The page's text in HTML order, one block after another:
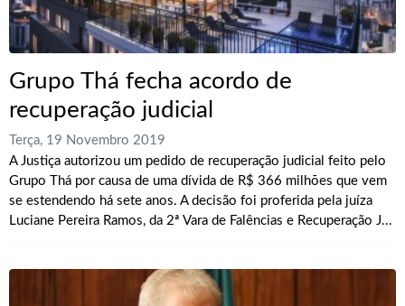
Grupo Thá fecha acordo de
recuperação judicial
Terça, 19 Novembro 2019
A Justiça autorizou um pedido de recuperação judicial feito pelo
Grupo Thá por causa de uma dívida de R$ 366 milhões que vem
se estendendo há sete anos. A decisão foi proferida pela juíza
Luciane Pereira Ramos, da 2ª Vara de Falências e Recuperação J...